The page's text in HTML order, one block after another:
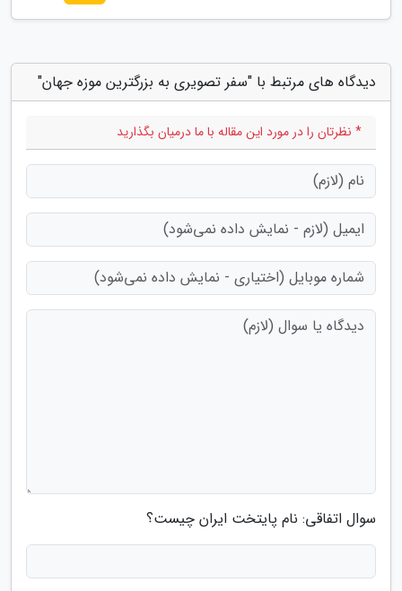
دیدگاه های مرتبط با "سفر تصویری به بزرگترین موزه جهان"
* نظرتان را در مورد این مقاله با ما درمیان بگذارید
سوال اتفاقی: نام پایتخت ایران چیست؟